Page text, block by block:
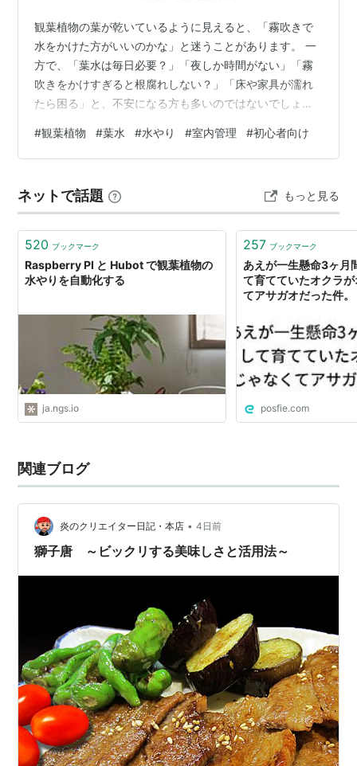
観葉植物の葉が乾いているように見えると、「霧吹きで
水をかけた方がいいのかな」と迷うことがあります。 一
方で、「葉水は毎日必要？」「夜しか時間がない」「霧
吹きをかけすぎると根腐れしない？」「床や家具が濡れ
たら困る」と、不安になる方も多いのではないでしょう
要な作業ではありません。葉の乾燥を一時的にやわらげ
たり、軽いほこりを流したり、ハダニなどの異変を確認
体の加湿の代わりにはなりません。 この記事では、賃貸
の室内でも周囲を濡らしにくい葉水のやり方と、頻度・
時間帯の考え方、やりすぎを避けたいケースを初…
#観葉植物 #葉水 #水やり #室内管理 #初心者向け
ネットで話題 もっと見る
520 ブックマーク
Raspberry PI と Hubot で観葉植物の
水やりを自動化する
ja.ngs.io
257 ブックマーク
あえが一生懸命3ヶ月
て育てていたオクラ
てアサガオだった件。
posfie.com
関連ブログ
炎のクリエイター日記・本店 • 4日前
獅子唐 ～ビックリする美味しさと活用法～